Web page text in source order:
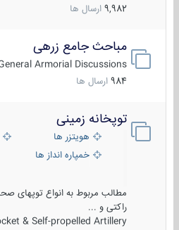
9,982 ارسال ها
مباحث جامع زرهی
General Armorial Discussions
984 ارسال ها
توپخانه زمینی
هویتزر ها
خمپاره انداز ها
مطالب مربوط به انواع توپهای
راکتی و ...
& Self-propelled Artillery ...